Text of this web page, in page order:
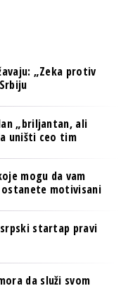
„Zeka protiv
„briljantan, ali
uništi ceo tim
mogu da vam
motivisani
startap pravi
da služi svom